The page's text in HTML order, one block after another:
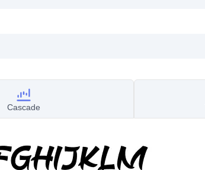
Cascade